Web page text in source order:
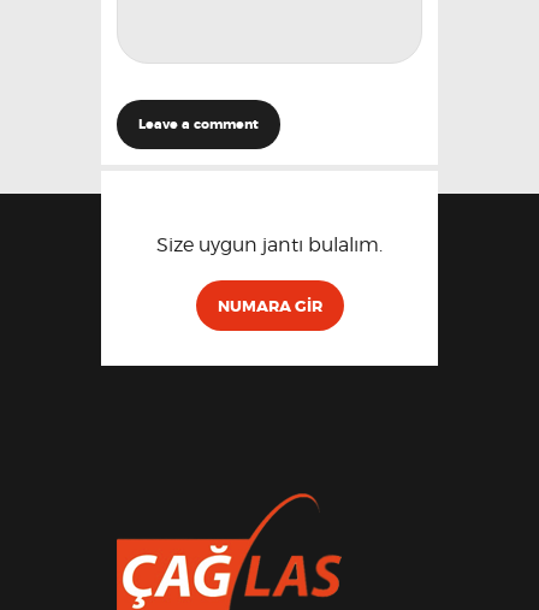
Size uygun jantı bulalım.
NUMARA GIR